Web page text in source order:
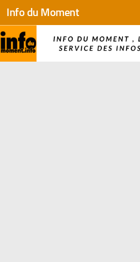
Skip to content
Info du Moment